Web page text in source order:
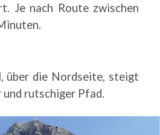
Je nach Route zwischen
über die Nordseite, steigt
und rutschiger Pfad.